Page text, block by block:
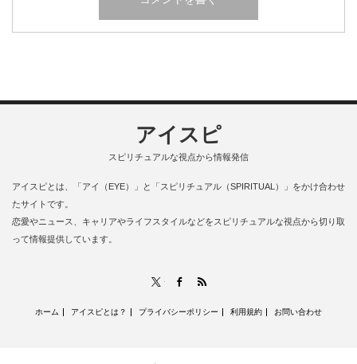
アイスピ
スピリチュアルな視点から情報発信
アイスピとは、「アイ（EYE）」と「スピリチュアル（SPIRITUAL）」をかけ合わせ
たサイトです。
恋愛やニュース、キャリアやライフスタイルなどをスピリチュアルな視点から切り取
って情報提供しています。
Facebook
ホーム アイスピとは？ プライバシーポリシー 利用規約 お問い合わせ